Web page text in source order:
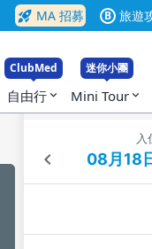
rocket_launch MA 招募 B 旅遊
ClubMed
自由行 expand_more
迷你小團
Mini Tour expand_more
入